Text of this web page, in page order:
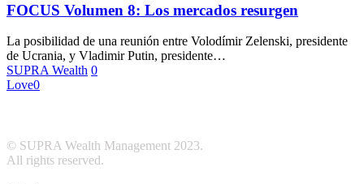
FOCUS Volumen 8: Los mercados resurgen
La posibilidad de una reunión entre Volodímir Zelenski, presidente
de Ucrania, y Vladimir Putin, presidente…
SUPRA Wealth 0
Love0
© SUPRA Wealth Management 2023.
All rights reserved.